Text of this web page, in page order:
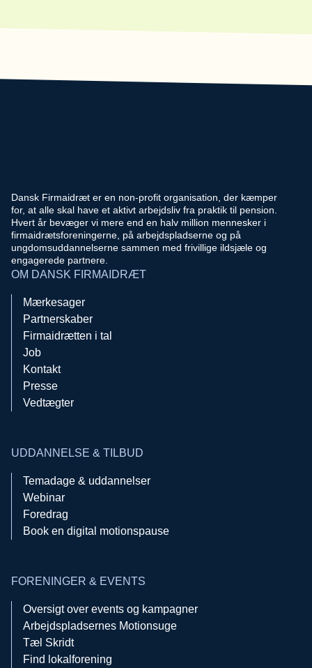
Dansk Firmaidræt er en non-profit organisation, der kæmper
for, at alle skal have et aktivt arbejdsliv fra praktik til pension.
Hvert år bevæger vi mere end en halv million mennesker i
firmaidrætsforeningerne, på arbejdspladserne og på
ungdomsuddannelserne sammen med frivillige ildsjæle og
engagerede partnere.
OM DANSK FIRMAIDRÆT
Mærkesager
Partnerskaber
Firmaidrætten i tal
Job
Kontakt
Presse
Vedtægter
UDDANNELSE & TILBUD
Temadage & uddannelser
Webinar
Foredrag
Book en digital motionspause
FORENINGER & EVENTS
Oversigt over events og kampagner
Arbejdspladsernes Motionsuge
Tæl Skridt
Find lokalforening